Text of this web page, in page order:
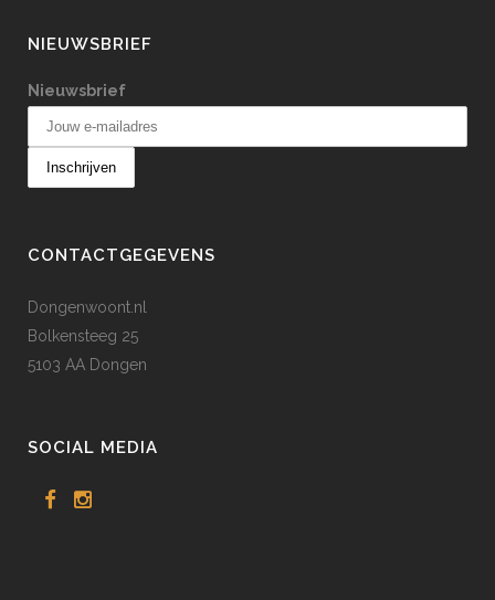
NIEUWSBRIEF
Nieuwsbrief
CONTACTGEGEVENS
Dongenwoont.nl
Bolkensteeg 25
5103 AA Dongen
SOCIAL MEDIA